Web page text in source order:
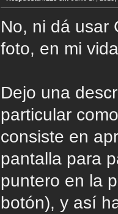
No, ni dá usar
foto, en mi
Dejo una
particular
consiste en
pantalla para
puntero en la
botón), y así